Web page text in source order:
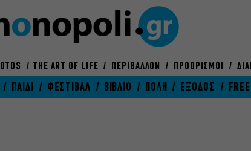
THE ART OF LIFE ΠΕΡΙΒΑΛΛΟΝ ΠΡΟΟΡΙΣΜΟΙ
ΠΑΙΔΙ ΦΕΣΤΙΒΑΛ ΒΙΒΛΙΟ ΠΟΛΗ ΕΞΟΔΟΣ